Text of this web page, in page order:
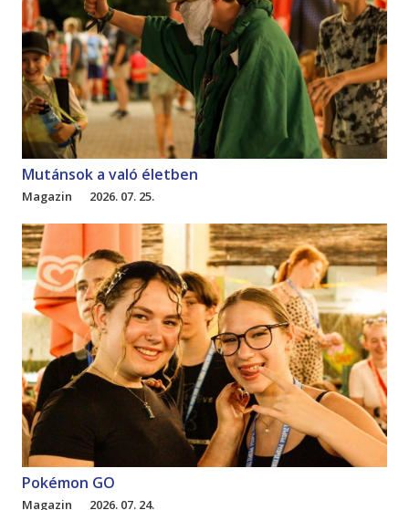
Mutánsok a való életben
Magazin 2026. 07. 25.
Pokémon GO
Magazin 2026. 07. 24.